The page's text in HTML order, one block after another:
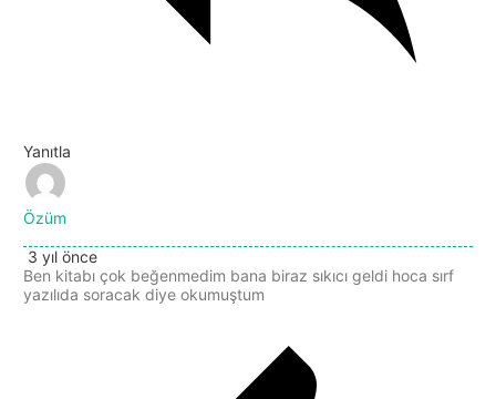
Yanıtla
Özüm
3 yıl önce
Ben kitabı çok beğenmedim bana biraz sıkıcı geldi hoca sırf
yazılıda soracak diye okumuştum